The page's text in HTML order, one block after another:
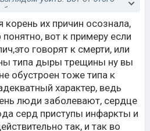
людям. врагу не
это предвестник. просто были
и сбылись. боюсь себя
людей-не таких как я по
что они из ся
допустим их знания могут
что готова сбежать на
уже понимаю. что много
у страх глаза велики.
то-то жа!
корень их причин осознала,
вот к примеру если
говорят к смерти, или
типа дыры трещины ну вы
обустроен тоже типа к
характер, ведь
люди заболевают, сердце
серд приступы инфаркты и
так, и так во